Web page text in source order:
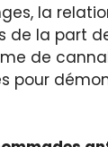
la
de la part
de
pour